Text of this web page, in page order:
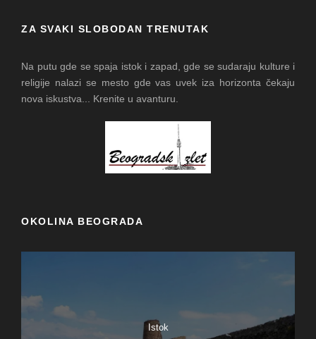
ZA SVAKI SLOBODAN TRENUTAK
Na putu gde se spaja istok i zapad, gde se sudaraju kulture i
religije nalazi se mesto gde vas uvek iza horizonta čekaju
nova iskustva... Krenite u avanturu.
OKOLINA BEOGRADA
Istok